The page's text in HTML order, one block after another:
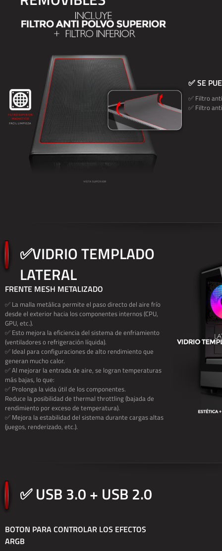
✅ SE
✅ Filtro
✅ Filtro
✅VIDRIO TEMPLADO
LATERAL
FRENTE MESH METALIZADO
✅ La malla metálica permite el paso directo del aire frío
desde el exterior hacia los componentes internos (CPU,
GPU, etc.).
✅ Esto mejora la eficiencia del sistema de enfriamiento
(ventiladores o refrigeración líquida).
✅ Ideal para configuraciones de alto rendimiento que
generan mucho calor.
✅ Al mejorar la entrada de aire, se logran temperaturas
más bajas, lo que:
✅ Prolonga la vida útil de los componentes.
Reduce la posibilidad de thermal throttling (bajada de
rendimiento por exceso de temperatura).
✅ Mejora la estabilidad del sistema durante cargas altas
(juegos, renderizado, etc.).
✅ USB 3.0 + USB 2.0
BOTON PARA CONTROLAR LOS EFECTOS
ARGB